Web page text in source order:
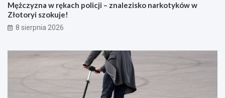
Mężczyzna w rękach policji – znalezisko narkotyków w
Złotoryi szokuje!
8 sierpnia 2026